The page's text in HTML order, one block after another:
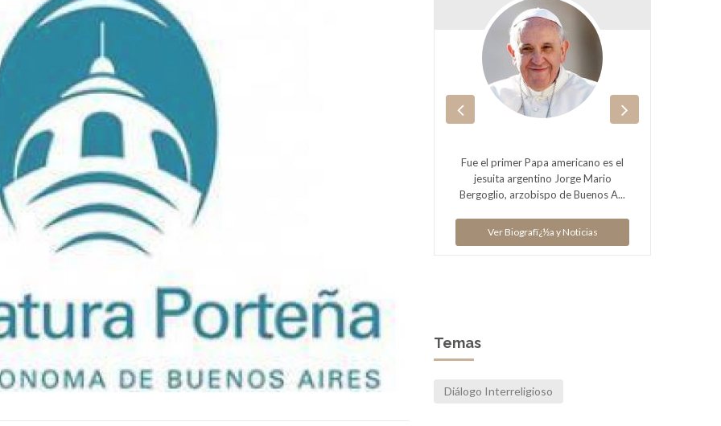
Fue el primer Papa americano es el
jesuita argentino Jorge Mario
Bergoglio, arzobispo de Buenos A...
Ver Biografï¿½a y Noticias
Fue el primer Papa americano es el
jesuita argentino Jorge Mario
Bergoglio, arzobispo de Buenos A...
Ver Biografï¿½a y Noticias
Temas
Diálogo Interreligioso